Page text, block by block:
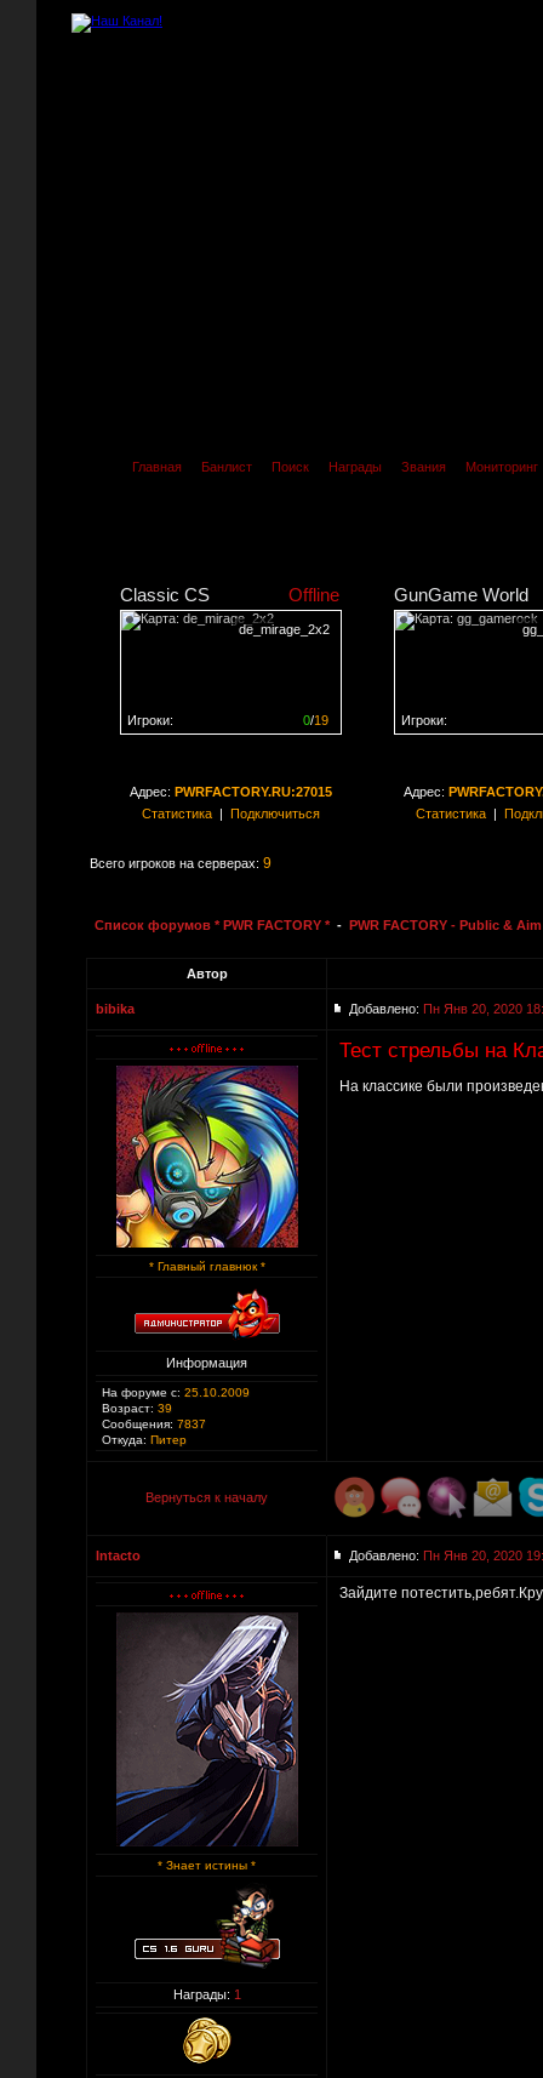
Главная Банлист Поиск Награды Звания Мониторинг
Classic CS Offline
de_mirage_2x2
0/19
Игроки:
GunGame World
Игроки:
Адрес: PWRFACTORY.RU:27015
Статистика| Подключиться
Адрес:
Статистика|
Всего игроков на серверах: 9
Список форумов * PWR FACTORY * - PWR FACTORY - Public &
Автор
bibika Добавлено: Пн Янв 20, 2020
* Главный главнюк *
Информация
На форуме с: 25.10.2009
Возраст: 39
Сообщения: 7837
Откуда: Питер
Тест стрельбы на
На классике были
Вернуться к началу
Intacto Добавлено: Пн Янв 20, 2020
* Знает истины *
Награды: 1
Зайдите